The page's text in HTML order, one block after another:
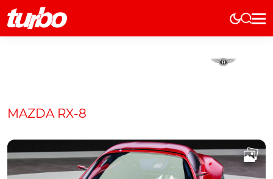
Elétricos
Marcas
Comerciais
Curiosidades
Elétricos
MAZDA RX-8